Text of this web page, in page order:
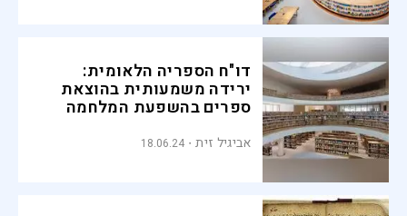
דו"ח הספריה הלאומית:
ירידה משמעותית בהוצאת
ספרים בהשפעת המלחמה
אביגיל זית 18.06.24